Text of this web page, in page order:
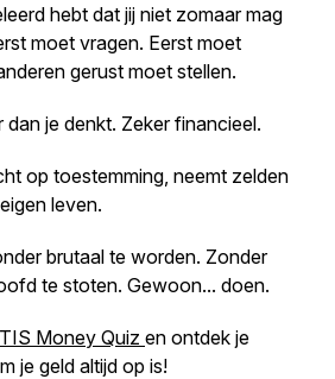
hebt dat jij niet zomaar mag
moet vragen. Eerst moet
gerust moet stellen.
dan je denkt. Zeker financieel.
op toestemming, neemt zelden
leven.
brutaal te worden. Zonder
te stoten. Gewoon... doen.
Money Quiz en ontdek je
je geld altijd op is!